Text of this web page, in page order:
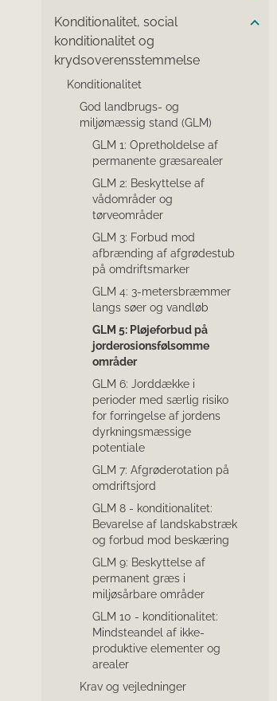
Konditionalitet, social
konditionalitet og
krydsoverensstemmelse
Konditionalitet
God landbrugs- og
miljømæssig stand (GLM)
GLM 1: Opretholdelse af
permanente græsarealer
GLM 2: Beskyttelse af
vådområder og
tørveområder
GLM 3: Forbud mod
afbrænding af afgrødestub
på omdriftsmarker
GLM 4: 3-metersbræmmer
langs søer og vandløb
GLM 5: Pløjeforbud på
jorderosionsfølsomme
områder
GLM 6: Jorddække i
perioder med særlig risiko
for forringelse af jordens
dyrkningsmæssige
potentiale
GLM 7: Afgrøderotation på
omdriftsjord
GLM 8 - konditionalitet:
Bevarelse af landskabstræk
og forbud mod beskæring
GLM 9: Beskyttelse af
permanent græs i
miljøsårbare områder
GLM 10 - konditionalitet:
Mindsteandel af ikke-
produktive elementer og
arealer
Krav og vejledninger